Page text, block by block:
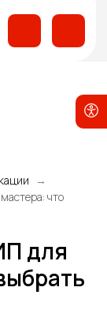
что
для